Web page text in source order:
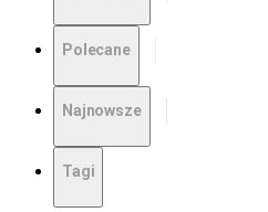
Polecane
Najnowsze
Tagi